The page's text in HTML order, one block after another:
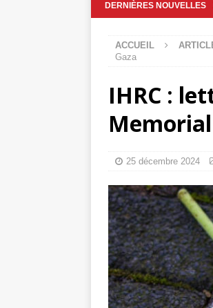
DERNIÈRES NOUVELLES
ACCUEIL
Gaza
IHRC :
25 décembre 2024